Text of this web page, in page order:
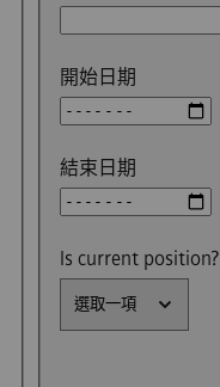
開始日期
結束日期
Is current position?